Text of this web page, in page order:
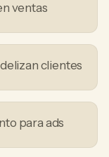
ventas
clientes
para ads